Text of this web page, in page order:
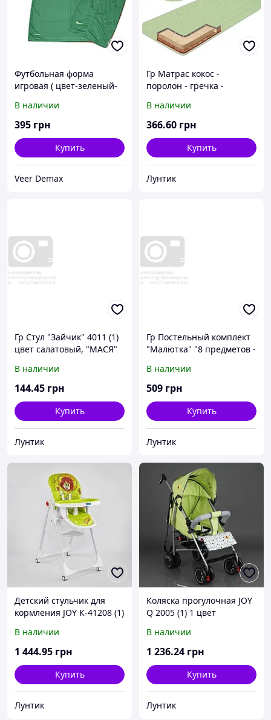
Футбольная форма
игровая ( цвет-зеленый-
175-180 см)
В наличии
395 грн
Купить
Veer Demax
Гр Матрас кокос -
поролон - гречка -
"Салатовый" 18102 - цвет
салатовый ТМ Беби-Текс
В наличии
366.60 грн
Купить
Лунтик
Гр Стул "Зайчик" 4011 (1)
цвет салатовый, "МАСЯ"
В наличии
144.45 грн
Купить
Лунтик
Гр Постельный комплект
"Малютка" "8 предметов -
"Мишка, сердечки" - цвет
салатовый ТМ Алекс
В наличии
509 грн
Купить
Лунтик
Детский стульчик для
кормления JOY К-41208 (1)
салатовый, в коробке
В наличии
1 444.95 грн
Купить
Лунтик
Коляска прогулочная JOY
Q 2005 (1) 1 цвет
козырек, футкавер, d
колес - 15см, в коробке
В наличии
1 236.24 грн
Купить
Лунтик